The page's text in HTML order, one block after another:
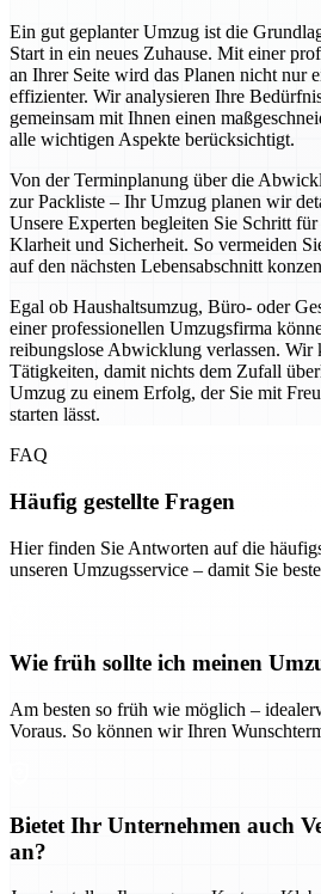
Ein gut geplanter Umzug ist die
Start in ein neues Zuhause. Mit einer
an Ihrer Seite wird das Planen nicht nur
effizienter. Wir analysieren Ihre
gemeinsam mit Ihnen einen
alle wichtigen Aspekte berücksichtigt.
Von der Terminplanung über die
zur Packliste – Ihr Umzug planen wir
Unsere Experten begleiten Sie Schritt
Klarheit und Sicherheit. So vermeiden
auf den nächsten Lebensabschnitt
Egal ob Haushaltsumzug, Büro- oder
einer professionellen Umzugsfirma
reibungslose Abwicklung verlassen. Wir
Tätigkeiten, damit nichts dem Zufall
Umzug zu einem Erfolg, der Sie mit
starten lässt.
FAQ
Häufig gestellte Fragen
Hier finden Sie Antworten auf die
unseren Umzugsservice – damit Sie
Wie früh sollte ich meinen
Am besten so früh wie möglich –
Voraus. So können wir Ihren
Bietet Ihr Unternehmen auch
an?